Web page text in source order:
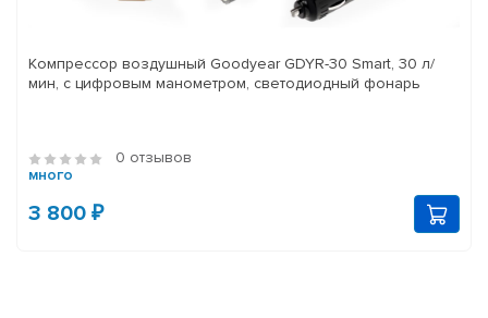
Компрессор воздушный Goodyear GDYR-30 Smart, 30 л/
мин, с цифровым манометром, светодиодный фонарь
0 отзывов
много
3 800 ₽